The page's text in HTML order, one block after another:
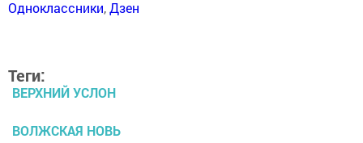
Одноклассники,Дзен
Теги:
ВЕРХНИЙ УСЛОН
ВОЛЖСКАЯ НОВЬ